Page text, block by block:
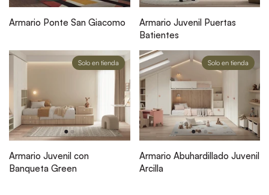
Armario Ponte San Giacomo
Armario Juvenil Puertas
Batientes
Armario Juvenil con
Banqueta Green
Solo en tienda
Armario Abuhardillado Juvenil
Arcilla
Solo en tienda